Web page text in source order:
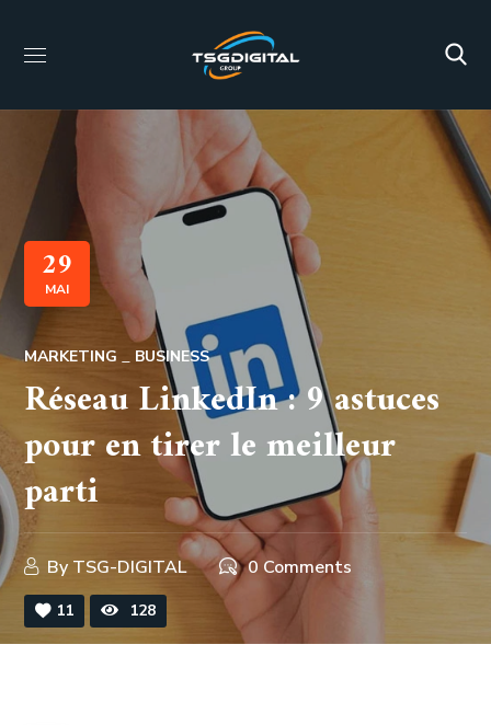
29
MAI
MARKETING BUSINESS
Réseau LinkedIn : 9 astuces
pour en tirer le meilleur
parti
By TSG-DIGITAL 0 Comments
11 128